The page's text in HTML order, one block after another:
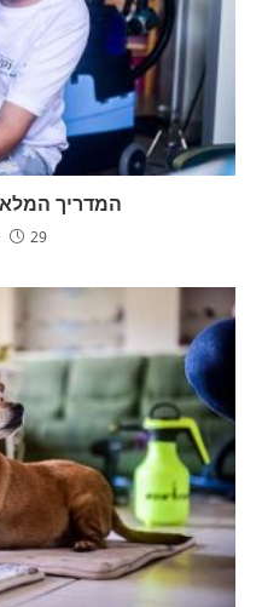
המדריך המלא
29 ביולי 2018